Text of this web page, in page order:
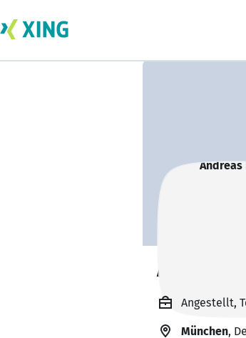
Andreas
Angestellt,
München,